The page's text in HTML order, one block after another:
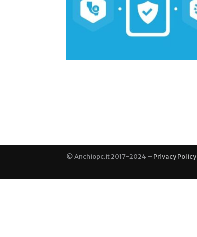
© Anchiopc.it 2017-2024 – Privacy Policy